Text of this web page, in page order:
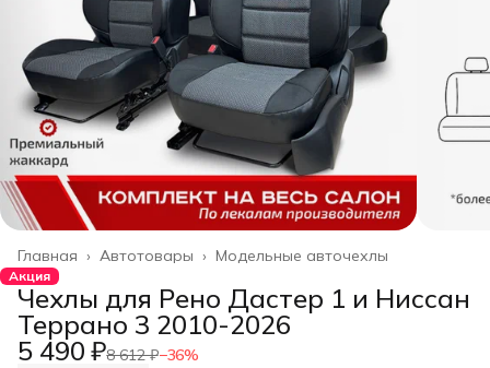
Модельные авточехлы
Автотовары ›
Главная ›
Акция
Чехлы для Рено Дастер 1 и Ниссан
Террано 3 2010-2026
5 490 ₽8 612 ₽−36%